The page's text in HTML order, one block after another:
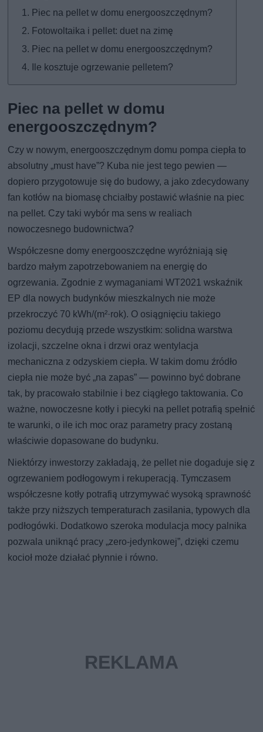
Piec na pellet w domu energooszczędnym?
Fotowoltaika i pellet: duet na zimę
Piec na pellet w domu energooszczędnym?
Ile kosztuje ogrzewanie pelletem?
Piec na pellet w domu
energooszczędnym?
Czy w nowym, energooszczędnym domu pompa ciepła to
absolutny „must have”? Kuba nie jest tego pewien —
dopiero przygotowuje się do budowy, a jako zdecydowany
fan kotłów na biomasę chciałby postawić właśnie na piec
na pellet. Czy taki wybór ma sens w realiach
nowoczesnego budownictwa?
Współczesne domy energooszczędne wyróżniają się
bardzo małym zapotrzebowaniem na energię do
ogrzewania. Zgodnie z wymaganiami WT2021 wskaźnik
EP dla nowych budynków mieszkalnych nie może
przekroczyć 70 kWh/(m²·rok). O osiągnięciu takiego
poziomu decydują przede wszystkim: solidna warstwa
izolacji, szczelne okna i drzwi oraz wentylacja
mechaniczna z odzyskiem ciepła. W takim domu źródło
ciepła nie może być „na zapas” — powinno być dobrane
tak, by pracowało stabilnie i bez ciągłego taktowania. Co
ważne, nowoczesne kotły i piecyki na pellet potrafią spełnić
te warunki, o ile ich moc oraz parametry pracy zostaną
właściwie dopasowane do budynku.
Niektórzy inwestorzy zakładają, że pellet nie dogaduje się z
ogrzewaniem podłogowym i rekuperacją. Tymczasem
współczesne kotły potrafią utrzymywać wysoką sprawność
także przy niższych temperaturach zasilania, typowych dla
podłogówki. Dodatkowo szeroka modulacja mocy palnika
pozwala uniknąć pracy „zero-jedynkowej”, dzięki czemu
kocioł może działać płynnie i równo.